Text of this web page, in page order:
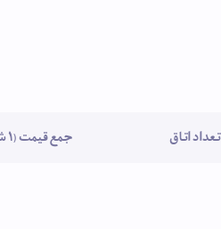
تعداد اتاق جمع قیمت (1 شب)